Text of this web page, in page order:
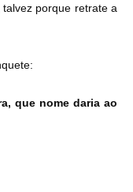
porque retrate a
que nome daria ao